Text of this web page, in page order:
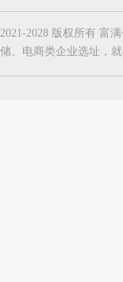
2021-2028 版权所有 富
储、电商类企业选址，